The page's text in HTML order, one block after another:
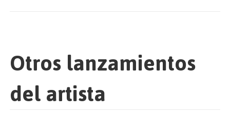
Otros lanzamientos
del artista